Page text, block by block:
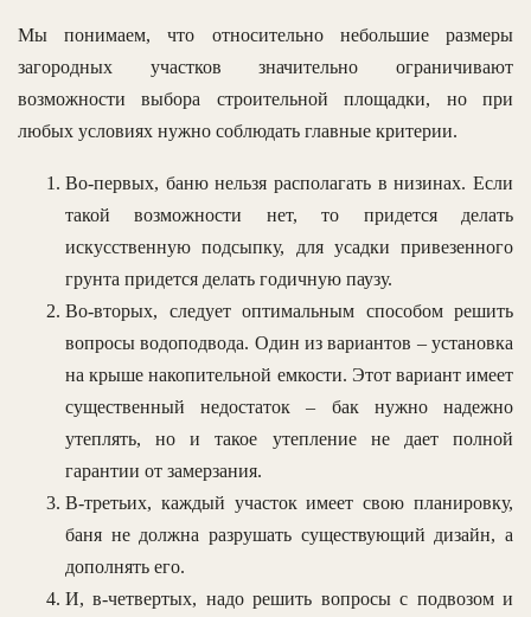
Мы понимаем, что относительно небольшие размеры
загородных участков значительно ограничивают
возможности выбора строительной площадки, но при
любых условиях нужно соблюдать главные критерии.
Во-первых, баню нельзя располагать в низинах. Если
такой возможности нет, то придется делать
искусственную подсыпку, для усадки привезенного
грунта придется делать годичную паузу.
Во-вторых, следует оптимальным способом решить
вопросы водоподвода. Один из вариантов – установка
на крыше накопительной емкости. Этот вариант имеет
существенный недостаток – бак нужно надежно
утеплять, но и такое утепление не дает полной
гарантии от замерзания.
В-третьих, каждый участок имеет свою планировку,
баня не должна разрушать существующий дизайн, а
дополнять его.
И, в-четвертых, надо решить вопросы с подвозом и